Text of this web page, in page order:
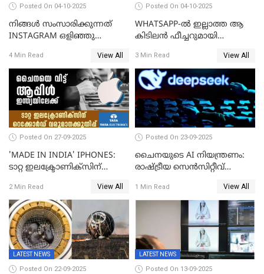
Posted On 04-10-2025
നിങ്ങൾ സംസാരിക്കുന്നത്
INSTAGRAM ഒളിഞ്ഞു
ഇതാണ്!
4 Min Read View All
Posted On 04-10-2025
WHATSAPP-ൽ ഇല്ലാത്ത ആ
കിടിലൻ ഫീച്ചറുമായി
3 Min Read View All
Posted On 27-09-2025
'MADE IN INDIA' IPHONES:
ടാറ്റ ഇലക്ട്രോണിക്സിന്
2 Min Read View All
Posted On 23-09-2025
ചൈനയുടെ AI നിയന്ത്രണം:
രാഷ്ട്രീയ സെൻസിറ്റീവ്
ഡീപ് സീക്ക്-ആർ1-സേഫ്
1 Min Read View All
LATEST NEWS
Posted On 22-09-2025
LATEST NEWS
Posted On 13-09-2025